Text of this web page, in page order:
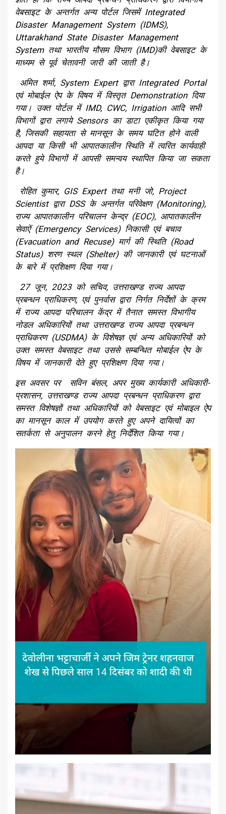
वेबसाइट के अन्तर्गत अन्य पोर्टल जिसमें Integrated
Disaster Management System (IDMS),
Uttarakhand State Disaster Management
System तथा भारतीय मौसम विभाग (IMD)की वेबसाइट के
माध्यम से पूर्व चेतावनी जारी की जाती है।
अमित शर्मा, System Expert द्वारा Integrated Portal
एवं मोबाईल ऐप के विषय में विस्तृत Demonstration दिया
गया। उक्त पोर्टल में IMD, CWC, Irrigation आदि सभी
विभागों द्वारा लगाये Sensors का डाटा एकीकृत किया गया
है, जिसकी सहायता से मानसून के समय घटित होने वाली
आपदा या किसी भी आपातकालीन स्थिति में त्वरित कार्यवाही
करते हुये विभागों में आपसी समन्वय स्थापित किया जा सकता
है।
रोहित कुमार, GIS Expert तथा मनी जो, Project
Scientist द्वारा DSS के अन्तर्गत परिवेक्षण (Monitoring),
राज्य आपातकालीन परिचालन केन्द्र (EOC), आपातकालीन
सेवाऐं (Emergency Services) निकासी एवं बचाव
(Evacuation and Recuse) मार्ग की स्थिति (Road
Status) शरण स्थल (Shelter) की जानकारी एवं घटनाओं
के बारे में प्रशिक्षण दिया गया।
27 जून, 2023 को सचिव, उत्तराखण्ड राज्य आपदा
प्रबन्धन प्राधिकरण, एवं पुनर्वास द्वारा निर्गत निर्देशों के क्रम
में राज्य आपदा परिचालन केंद्र में तैनात समस्त विभागीय
नोडल अधिकारियों तथा उत्तराखण्ड राज्य आपदा प्रबन्धन
प्राधिकरण (USDMA) के विशेषज्ञ एवं अन्य अधिकारियों को
उक्त समस्त वेबसाइट तथा उससे सम्बन्धित मोबाईल ऐप के
विषय में जानकारी देते हुए प्रशिक्षण दिया गया।
इस अवसर पर सविन बंसल, अपर मुख्य कार्यकारी अधिकारी-
प्रशासन, उत्तराखण्ड राज्य आपदा प्रबन्धन प्राधिकरण द्वारा
समस्त विशेषज्ञों तथा अधिकारियों को वेबसाइट एवं मोबाइल ऐप
का मानसून काल में उपयोग करते हुए अपने दायित्वों का
सतर्कता से अनुपालन करने हेतु निर्देशित किया गया।